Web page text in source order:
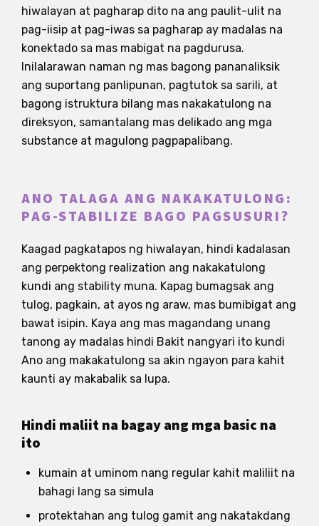
hiwalayan at pagharap dito na ang paulit-ulit na
pag-iisip at pag-iwas sa pagharap ay madalas na
konektado sa mas mabigat na pagdurusa.
Inilalarawan naman ng mas bagong pananaliksik
ang suportang panlipunan, pagtutok sa sarili, at
bagong istruktura bilang mas nakakatulong na
direksyon, samantalang mas delikado ang mga
substance at magulong pagpapalibang.
ANO TALAGA ANG NAKAKATULONG:
PAG-STABILIZE BAGO PAGSUSURI?
Kaagad pagkatapos ng hiwalayan, hindi kadalasan
ang perpektong realization ang nakakatulong
kundi ang stability muna. Kapag bumagsak ang
tulog, pagkain, at ayos ng araw, mas bumibigat ang
bawat isipin. Kaya ang mas magandang unang
tanong ay madalas hindi Bakit nangyari ito kundi
Ano ang makakatulong sa akin ngayon para kahit
kaunti ay makabalik sa lupa.
Hindi maliit na bagay ang mga basic na
ito
kumain at uminom nang regular kahit maliliit na
bahagi lang sa simula
protektahan ang tulog gamit ang nakatakdang